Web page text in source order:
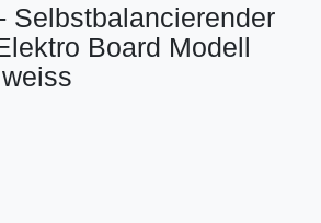
Selbstbalancierender
Board Modell